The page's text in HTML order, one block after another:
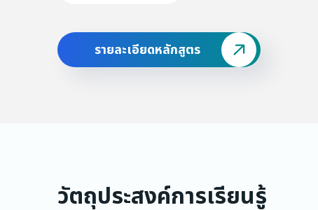
รายละเอียดหลักสูตร
วัตถุประสงค์การเรียนรู้